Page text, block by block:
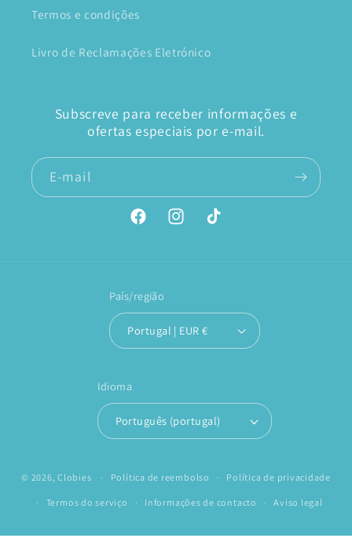
Termos e condições
Livro de Reclamações Eletrónico
Subscreve para receber informações e
ofertas especiais por e-mail.
E-mail
FacebookInstagramTikTok
País/região
Portugal | EUR €
Idioma
Português (portugal)
© 2026,Clobies Política de reembolso Política de privacidade
Termos do serviço Informações de contacto Aviso legal